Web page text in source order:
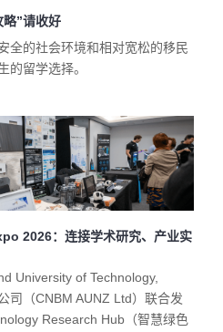
”请收好
全的社会环境和相对宽松的移民
的留学选择。
2026：连接学术研究、产业实
University of Technology,
司（CNBM AUNZ Ltd）联合发
Research Hub（智慧绿色